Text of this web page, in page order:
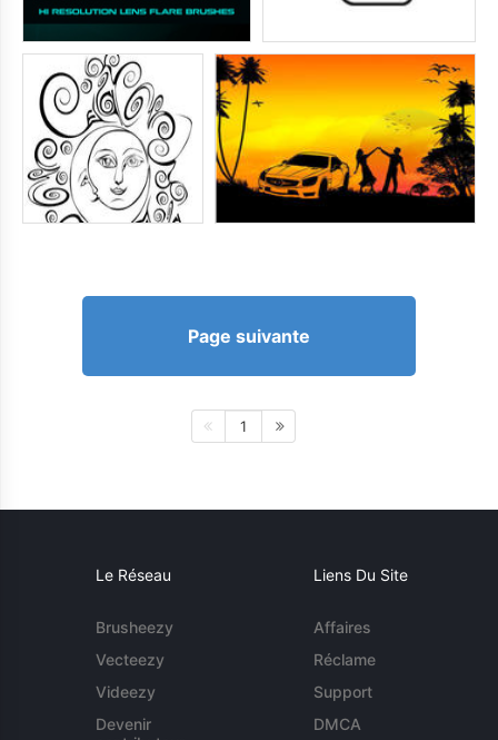
Page suivante
1
Le Réseau
Brusheezy
Vecteezy
Videezy
Devenir
Liens Du Site
Affaires
Réclame
Support
DMCA